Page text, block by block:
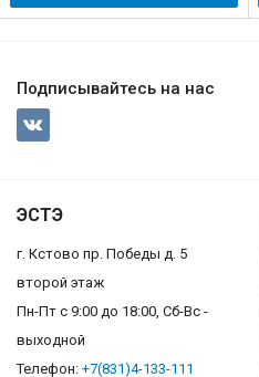
Подписывайтесь на нас
ЭСТЭ
г. Кстово пр. Победы д. 5
второй этаж
Пн-Пт с 9:00 до 18:00, Сб-Вс -
выходной
Телефон: +7(831)4-133-111